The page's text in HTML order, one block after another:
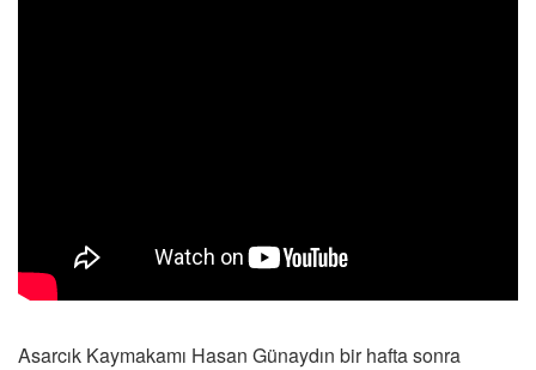
Asarcık Kaymakamı Hasan Günaydın bir hafta sonra